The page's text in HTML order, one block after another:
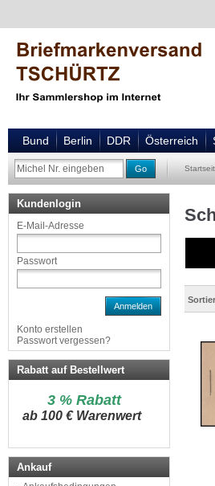
Bund Berlin DDR Österreich
Go
Kundenlogin
E-Mail-Adresse
Passwort
Anmelden
Konto erstellen
Passwort vergessen?
Rabatt auf Bestellwert
3 % Rabatt
ab 100 € Warenwert
Ankauf